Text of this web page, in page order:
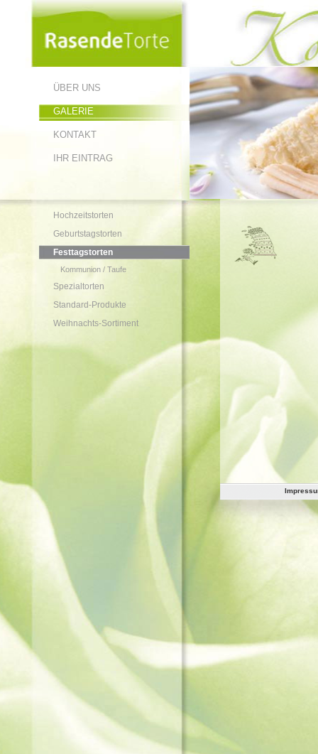
ÜBER UNS
GALERIE
KONTAKT
IHR EINTRAG
Hochzeitstorten
Geburtstagstorten
Festtagstorten
Kommunion / Taufe
Spezialtorten
Standard-Produkte
Weihnachts-Sortiment